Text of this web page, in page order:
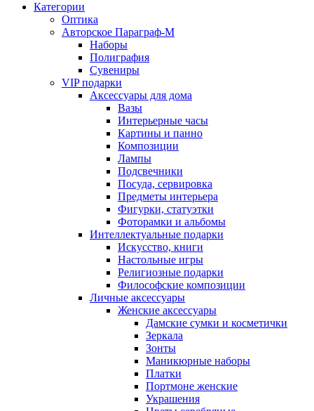
Категории
Оптика
Авторское Параграф-М
Наборы
Полиграфия
Сувениры
VIP подарки
Аксессуары для дома
Вазы
Интерьерные часы
Картины и панно
Композиции
Лампы
Подсвечники
Посуда, сервировка
Предметы интерьера
Фигурки, статуэтки
Фоторамки и альбомы
Интеллектуальные подарки
Искусство, книги
Настольные игры
Религиозные подарки
Философские композиции
Личные аксессуары
Женские аксессуары
Дамские сумки и косметички
Зеркала
Зонты
Маникюрные наборы
Платки
Портмоне женские
Украшения